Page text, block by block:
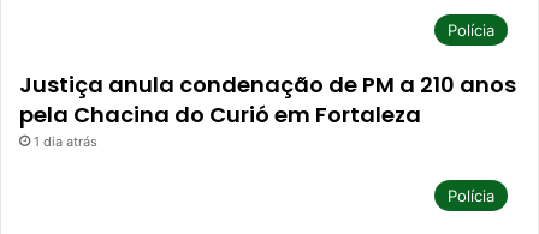
Polícia
Justiça anula condenação de PM a 210 anos
pela Chacina do Curió em Fortaleza
1 dia atrás
Polícia